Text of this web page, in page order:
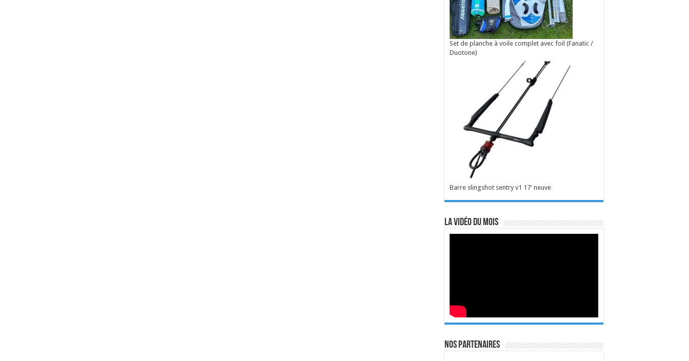
Set de planche à voile complet avec foil (Fanatic /
Duotone)
Barre slingshot sentry v1 17' neuve
La vidéo du mois
Nos Partenaires